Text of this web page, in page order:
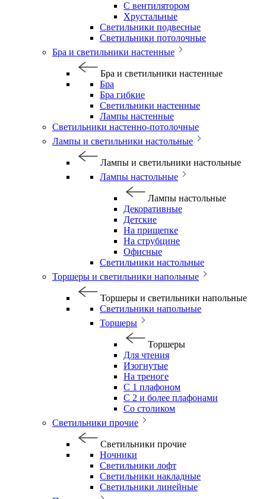
С вентилятором
Хрустальные
Светильники подвесные
Светильники потолочные
Бра и светильники настенные
Бра и светильники настенные
Бра
Бра гибкие
Светильники настенные
Лампы настенные
Светильники настенно-потолочные
Лампы и светильники настольные
Лампы и светильники настольные
Лампы настольные
Лампы настольные
Декоративные
Детские
На прищепке
На струбцине
Офисные
Светильники настольные
Торшеры и светильники напольные
Торшеры и светильники напольные
Светильники напольные
Торшеры
Торшеры
Для чтения
Изогнутые
На треноге
С 1 плафоном
С 2 и более плафонами
Со столиком
Светильники прочие
Светильники прочие
Ночники
Светильники лофт
Светильники накладные
Светильники линейные